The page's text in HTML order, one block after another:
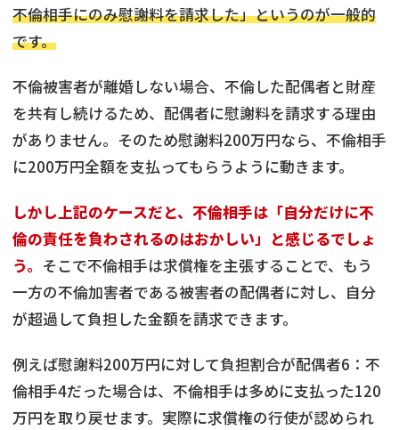
不倫相手にのみ慰謝料を請求した」というのが一般的
です。
不倫被害者が離婚しない場合、不倫した配偶者と財産
を共有し続けるため、配偶者に慰謝料を請求する理由
がありません。そのため慰謝料200万円なら、不倫相手
に200万円全額を支払ってもらうように動きます。
しかし上記のケースだと、不倫相手は「自分だけに不
倫の責任を負わされるのはおかしい」と感じるでしょ
う。 そこで不倫相手は求償権を主張することで、もう
一方の不倫加害者である被害者の配偶者に対し、自分
が超過して負担した金額を請求できます。
例えば慰謝料200万円に対して負担割合が配偶者6：不
倫相手4だった場合は、不倫相手は多めに支払った120
万円を取り戻せます。実際に求償権の行使が認められ